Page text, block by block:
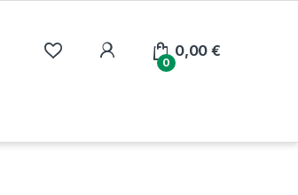
My Account
0
0,00€